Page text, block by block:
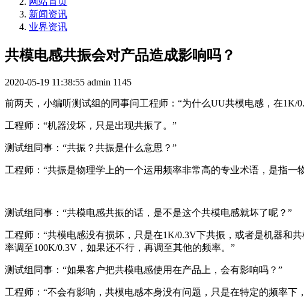
新闻资讯
业界资讯
共模电感共振会对产品造成影响吗？
2020-05-19 11:38:55 admin 1145
前两天，小编听测试组的同事问工程师：“为什么UU共模电感，在
工程师：“机器没坏，只是出现共振了。”
测试组同事：“共振？共振是什么意思？”
工程师：“共振是物理学上的一个运用频率非常高的专业术语，是指
测试组同事：“共模电感共振的话，是不是这个共模电感就坏了呢？”
工程师：“共模电感没有损坏，只是在1K/0.3V下共振，或者是机器和
率调至100K/0.3V，如果还不行，再调至其他的频率。”
测试组同事：“如果客户把共模电感使用在产品上，会有影响吗？”
工程师：“不会有影响，共模电感本身没有问题，只是在特定的频率